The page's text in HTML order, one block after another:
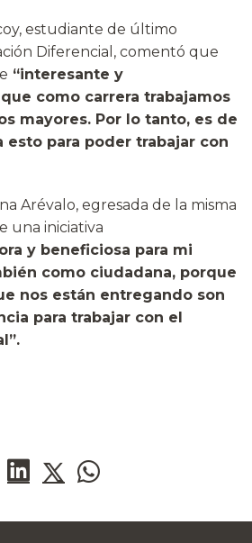
estudiante de último
Diferencial, comentó que
“interesante y
como carrera trabajamos
mayores. Por lo tanto, es de
esto para poder trabajar con
Arévalo, egresada de la misma
una iniciativa
y beneficiosa para mi
como ciudadana, porque
nos están entregando son
para trabajar con el